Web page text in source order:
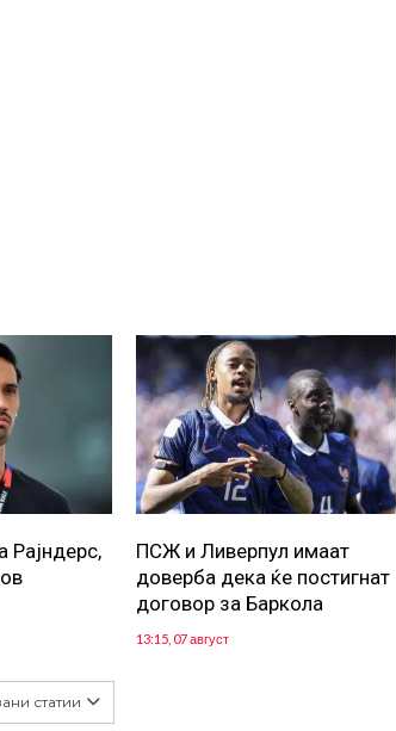
Рајндерс,
ПСЖ и Ливерпул имаат
доверба дека ќе постигнат
договор за Баркола
13:15, 07 август
статии